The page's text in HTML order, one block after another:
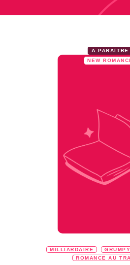
À PARAÎTRE
NEW
MILLIARDAIRE
ROMANCE AU